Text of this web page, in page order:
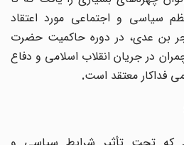
سیاسی و اجتماعی مورد اعتقاد
عدی، در دوره حاکمیت حضرت
در جریان انقلاب اسلامی و دفاع
فداکار معتقد است.